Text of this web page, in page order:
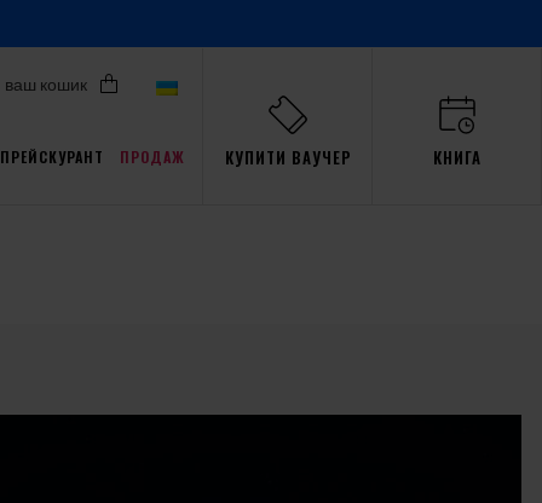
ваш кошик
ПРЕЙСКУРАНТ ПРОДАЖ КУПИТИ ВАУЧЕР КНИГА